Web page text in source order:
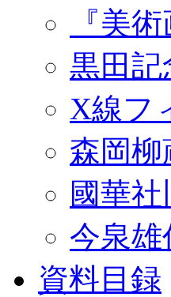
『美
黒田記
X線フ
森岡柳
國華
今泉雄
資料目録